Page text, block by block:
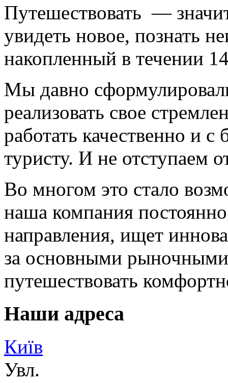
Путешествовать —
увидеть новое, познать
накопленный в течении
Мы давно
реализовать свое
работать качественно и
туристу. И не отступаем
Во многом это стало
наша компания
направления, ищет
за основными
путешествовать
Наши адреса
Київ
Увл.